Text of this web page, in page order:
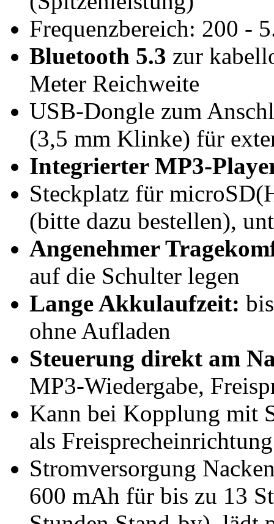
Frequenzbereich: 200 -
Bluetooth 5.3 zur
Meter Reichweite
USB-Dongle zum
(3,5 mm Klinke) für
Integrierter MP3-
Steckplatz für
(bitte dazu bestellen),
Angenehmer
auf die Schulter legen
Lange Akkulaufzeit:
ohne Aufladen
Steuerung direkt am
MP3-Wiedergabe,
Kann bei Kopplung mit
als
Stromversorgung
600 mAh für bis zu 13